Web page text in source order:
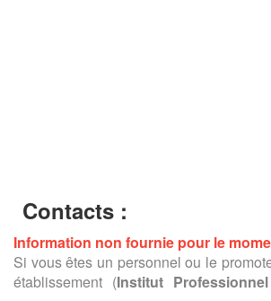
Contacts :
Information non fournie pour le
Si vous êtes un personnel ou le
établissement (Institut